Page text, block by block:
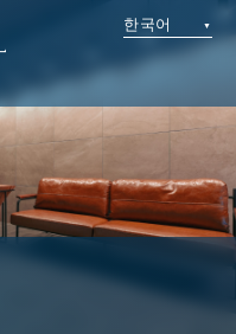
한국어